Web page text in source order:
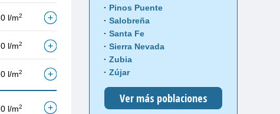
0 l/m2
0 l/m2
0 l/m2
0 l/m2
Pinos Puente
Salobreña
Santa Fe
Sierra Nevada
Zubia
Zújar
Ver más poblaciones